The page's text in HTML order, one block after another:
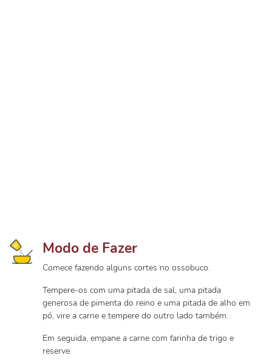
Modo de Fazer
Comece fazendo alguns cortes no ossobuco.
Tempere-os com uma pitada de sal, uma pitada
generosa de pimenta do reino e uma pitada de alho em
pó, vire a carne e tempere do outro lado também.
Em seguida, empane a carne com farinha de trigo e
reserve.